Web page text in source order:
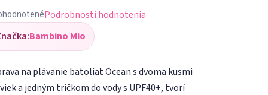
Podrobnosti hodnotenia
Bambino Mio
na plávanie batoliat Ocean s dvoma kusmi
a jedným tričkom do vody s UPF40+, tvorí